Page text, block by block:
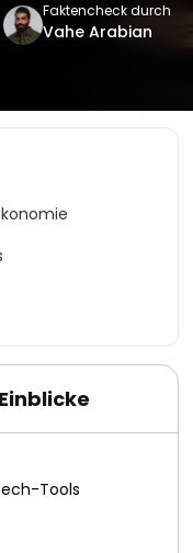
Faktencheck durch
Vahe Arabian
Tools